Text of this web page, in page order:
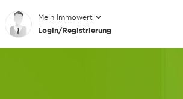
Mein Immowert
Login/Registrierung